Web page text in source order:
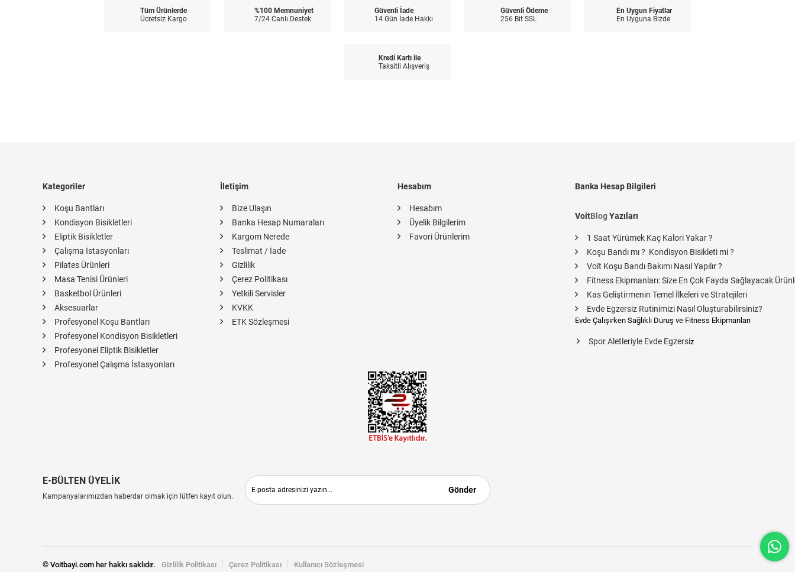
Tüm Ürünlerde
Ücretsiz Kargo
%100 Memnuniyet
7/24 Canlı Destek
Güvenli İade
14 Gün İade Hakkı
Güvenli Ödeme
256 Bit SSL
En Uygun Fiyatlar
En Uyguna Bizde
Kredi Kartı ile
Taksitli Alışveriş
Kategoriler
Koşu Bantları
Kondisyon Bisikletleri
Eliptik Bisikletler
Çalışma İstasyonları
Pilates Ürünleri
Masa Tenisi Ürünleri
Basketbol Ürünleri
Aksesuarlar
Profesyonel Koşu Bantları
Profesyonel Kondisyon Bisikletleri
Profesyonel Eliptik Bisikletler
Profesyonel Çalışma İstasyonları
İletişim
Bize Ulaşın
Banka Hesap Numaraları
Kargom Nerede
Teslimat / İade
Gizlilik
Çerez Politikası
Yetkili Servisler
KVKK
ETK Sözleşmesi
Hesabım
Hesabım
Üyelik Bilgilerim
Favori Ürünlerim
Banka Hesap Bilgileri
VoitBlogYazıları
1 Saat Yürümek Kaç Kalori Yakar ?
Koşu Bandı mı ? Kondisyon Bisikleti mi ?
Voit Koşu Bandı Bakımı Nasıl Yapılır ?
Fitness Ekipmanları: Size En Çok Fayda Sağlayacak
Kas Geliştirmenin Temel İlkeleri ve Stratejileri
Evde Egzersiz Rutinimizi Nasıl Oluşturabilirsiniz?
Evde Çalışırken Sağlıklı Duruş ve Fitness Ekipmanları
Spor Aletleriyle Evde Egzersiz
E-BÜLTEN ÜYELİK
Kampanyalarımızdan haberdar olmak için lütfen kayıt olun.
Gönder
© Voitbayi.com her hakkı saklıdır. Gizlilik Politikası Çerez Politikası Kullanıcı Sözleşmesi